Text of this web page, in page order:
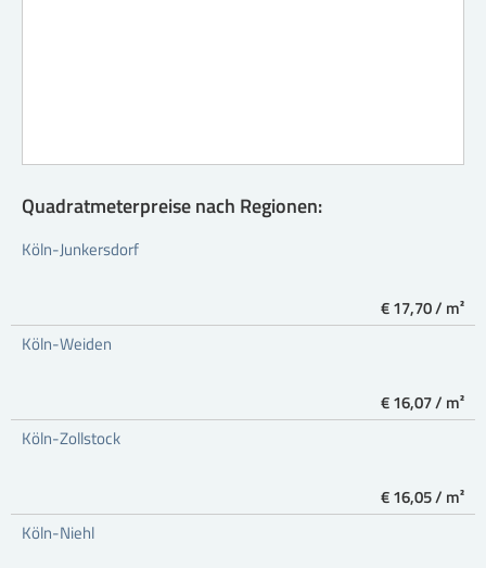
Quadratmeterpreise nach Regionen:
Köln-Junkersdorf
€ 17,70 / m²
Köln-Weiden
€ 16,07 / m²
Köln-Zollstock
€ 16,05 / m²
Köln-Niehl